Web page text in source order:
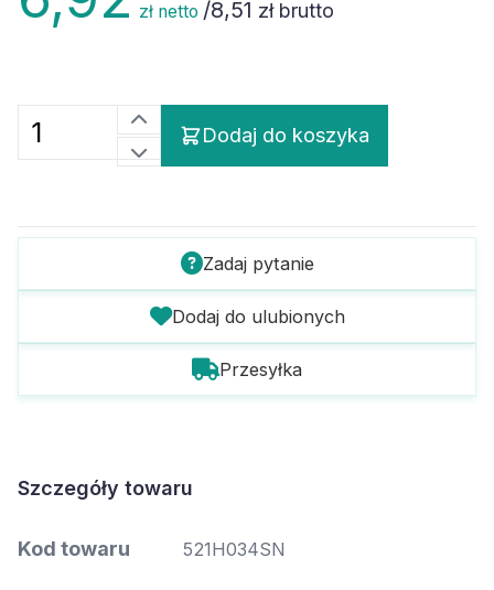
zł netto /8,51 zł brutto
Dodaj do koszyka
Zadaj pytanie
Dodaj do ulubionych
Przesyłka
Szczegóły towaru
Kod towaru 521H034SN